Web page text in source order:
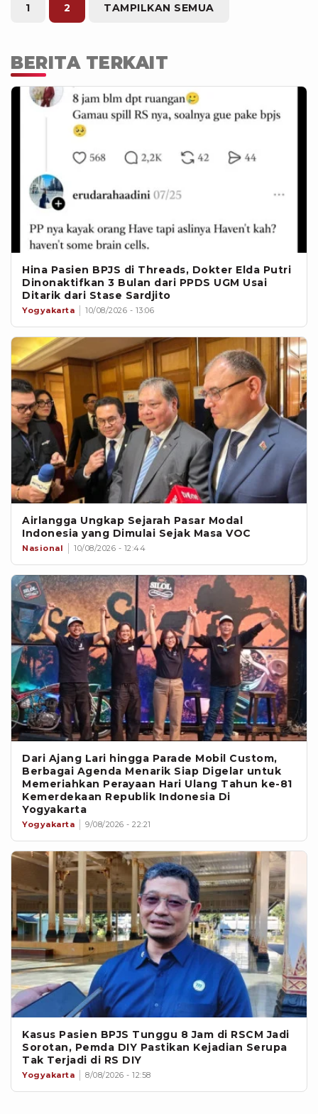
1 2 TAMPILKAN SEMUA
BERITA TERKAIT
Hina Pasien BPJS di Threads, Dokter Elda Putri
Dinonaktifkan 3 Bulan dari PPDS UGM Usai
Ditarik dari Stase Sardjito
Yogyakarta 10/08/2026 - 13:06
Airlangga Ungkap Sejarah Pasar Modal
Indonesia yang Dimulai Sejak Masa VOC
Nasional 10/08/2026 - 12:44
Dari Ajang Lari hingga Parade Mobil Custom,
Berbagai Agenda Menarik Siap Digelar untuk
Memeriahkan Perayaan Hari Ulang Tahun ke-81
Kemerdekaan Republik Indonesia Di
Yogyakarta
Yogyakarta 9/08/2026 - 22:21
Kasus Pasien BPJS Tunggu 8 Jam di RSCM Jadi
Sorotan, Pemda DIY Pastikan Kejadian Serupa
Tak Terjadi di RS DIY
Yogyakarta 8/08/2026 - 12:58